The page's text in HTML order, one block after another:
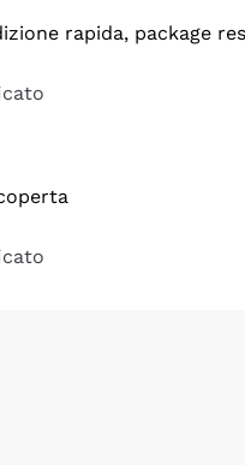
rapida, package